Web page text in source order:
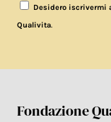
Desidero iscrivermi
Qualivita.
Fondazione